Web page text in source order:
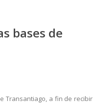
bases de
Transantiago, a fin de recibir